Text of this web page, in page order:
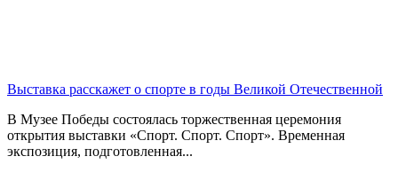
Выставка расскажет о спорте в годы Великой Отечественной
В Музее Победы состоялась торжественная церемония
открытия выставки «Спорт. Спорт. Спорт». Временная
экспозиция, подготовленная...